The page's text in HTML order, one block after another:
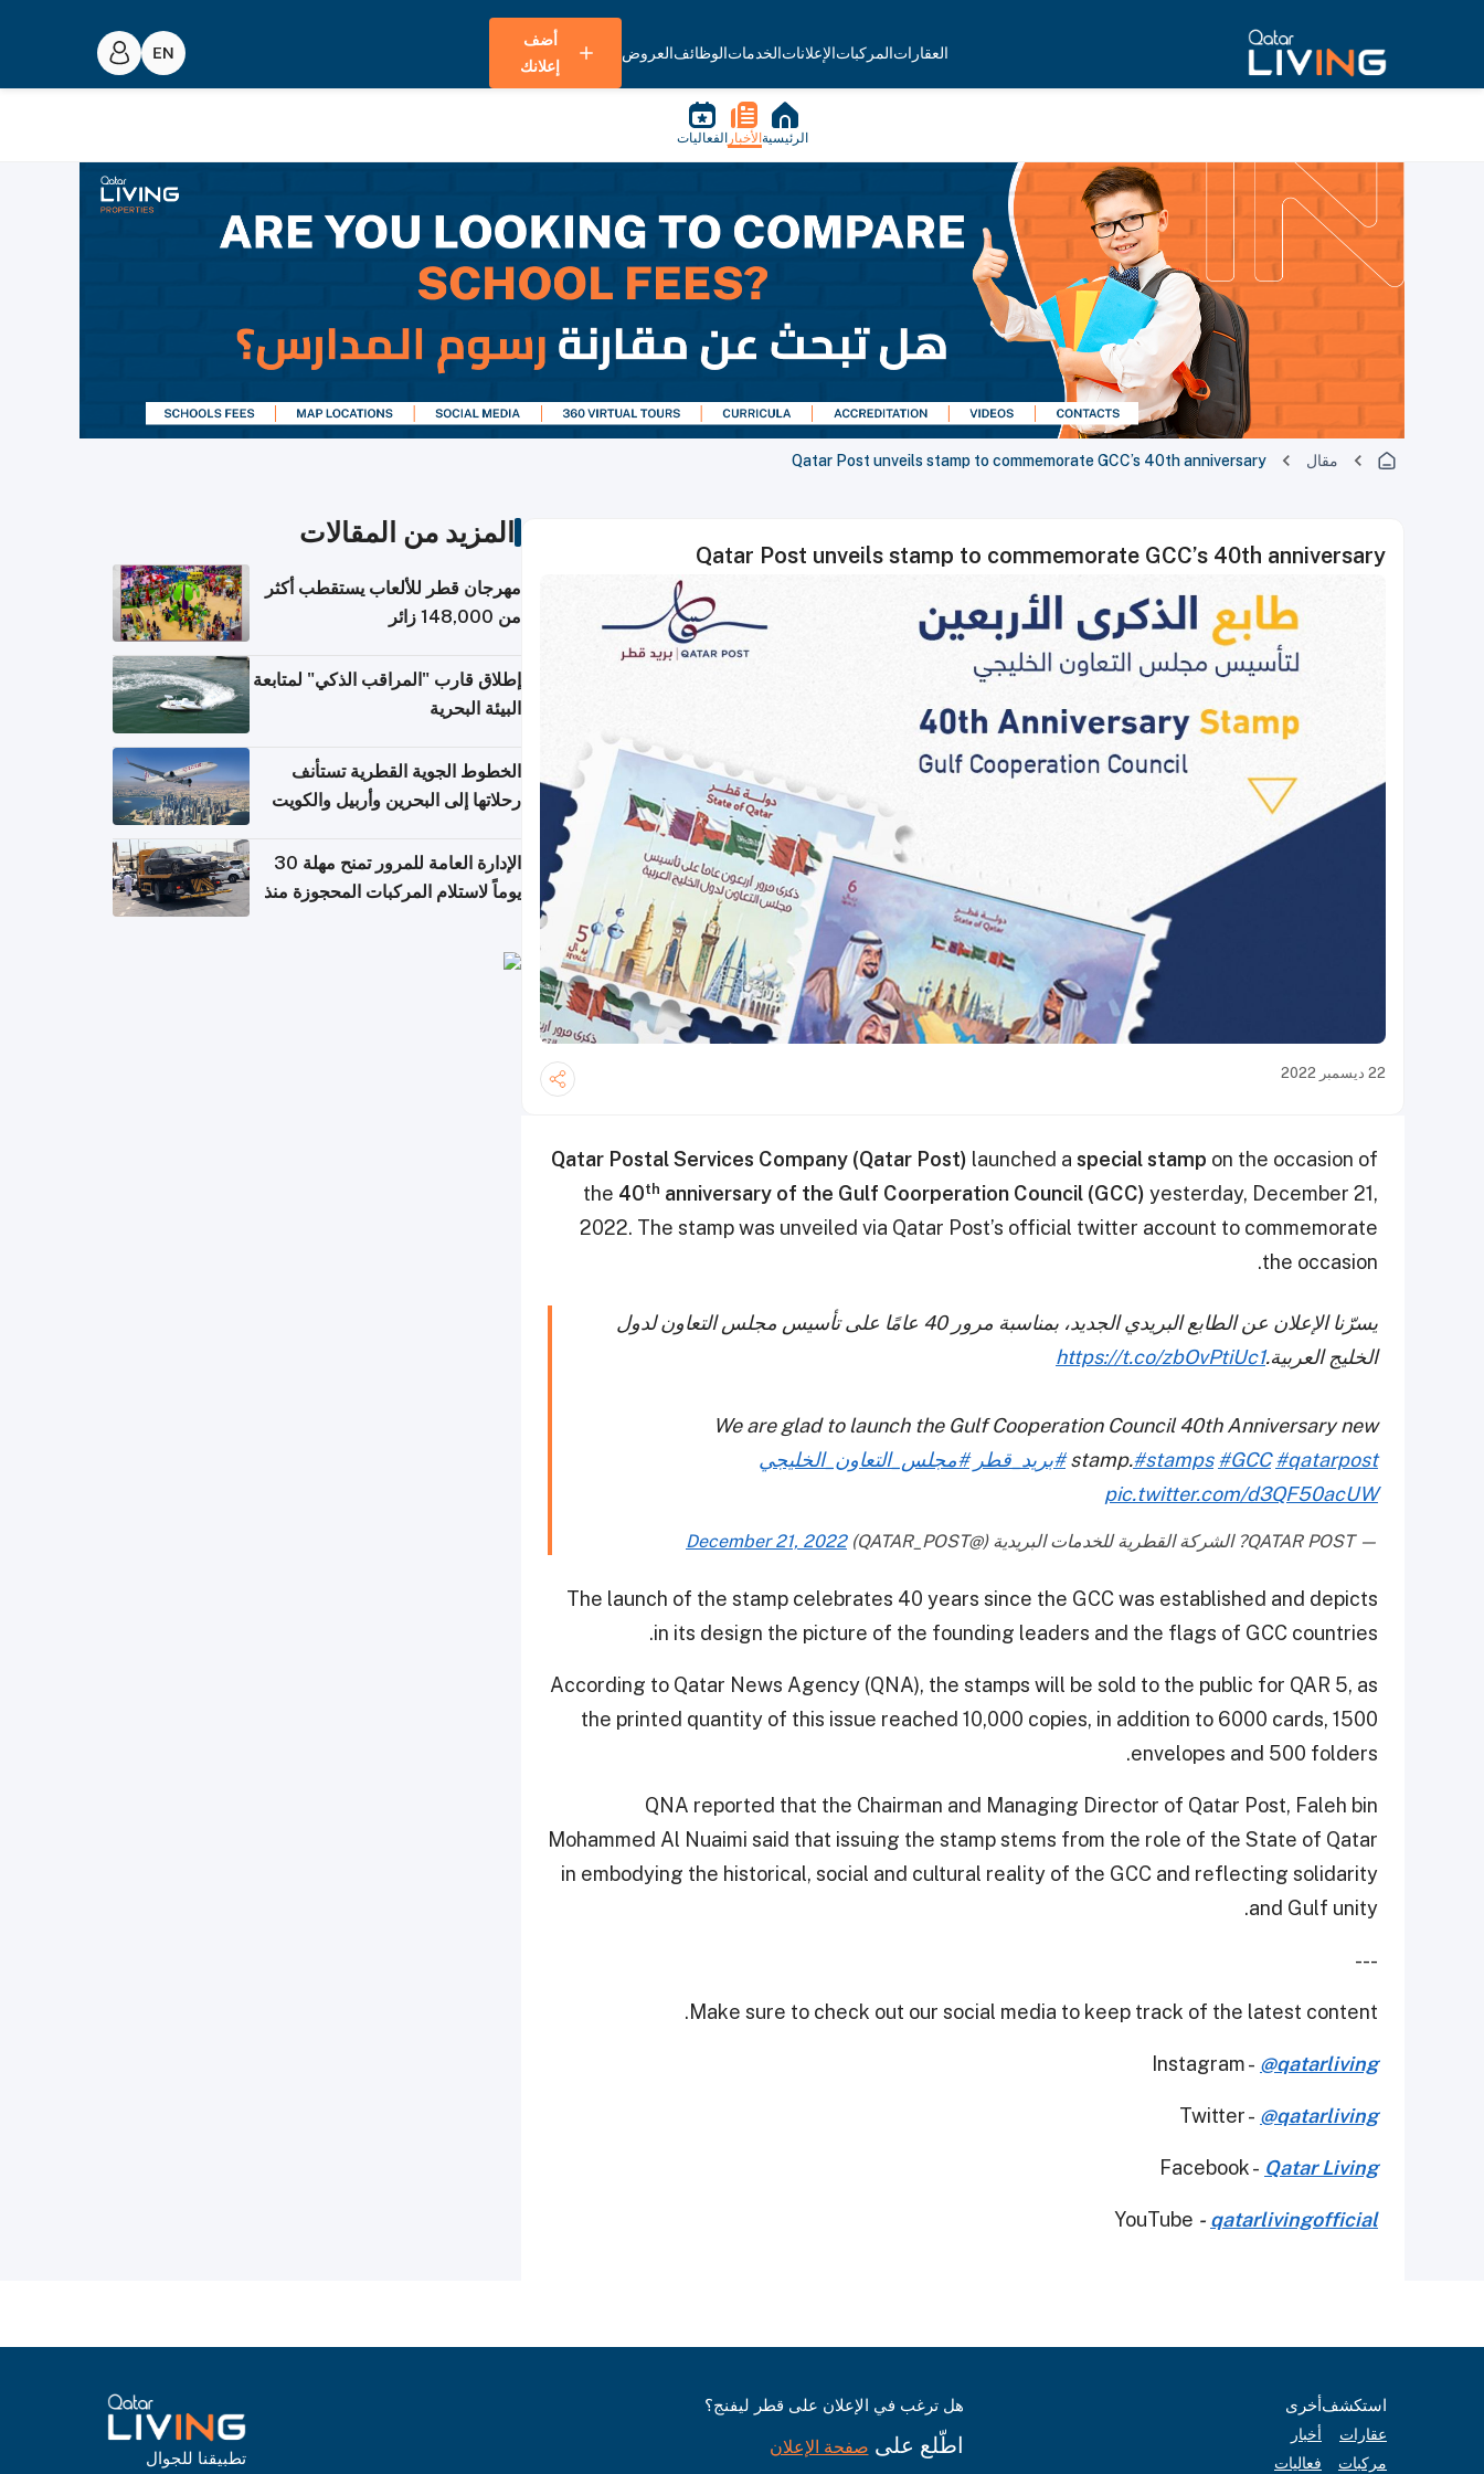
العقاراتالمركباتالإعلاناتالخدماتالوظائفالعروض
أضف
إعلانك
الرئيسية الأخبار الفعاليات
مقال Qatar Post unveils stamp to commemorate GCC’s 40th anniversary
Qatar Post unveils stamp to commemorate GCC’s 40th anniversary
22 ديسمبر 2022
Qatar Postal Services Company (Qatar Post) launched a special stamp on the occasion of
the 40th anniversary of the Gulf Coorperation Council (GCC) yesterday, December 21,
2022. The stamp was unveiled via Qatar Post’s official twitter account to commemorate
the occasion.
يسرّنا الإعلان عن الطابع البريدي الجديد، بمناسبة مرور 40 عامًا على تأسيس مجلس التعاون لدول
الخليج العربية.https://t.co/zbOvPtiUc1
We are glad to launch the Gulf Cooperation Council 40th Anniversary new
stamp.#stamps #GCC #qatarpost #بريد_قطر #مجلس_التعاون_الخليجي
pic.twitter.com/d3QF50acUW
— QATAR POST? الشركة القطرية للخدمات البريدية (@QATAR_POST) December 21, 2022
The launch of the stamp celebrates 40 years since the GCC was established and depicts
in its design the picture of the founding leaders and the flags of GCC countries.
According to Qatar News Agency (QNA), the stamps will be sold to the public for QAR 5, as
the printed quantity of this issue reached 10,000 copies, in addition to 6000 cards, 1500
envelopes and 500 folders.
QNA reported that the Chairman and Managing Director of Qatar Post, Faleh bin
Mohammed Al Nuaimi said that issuing the stamp stems from the role of the State of Qatar
in embodying the historical, social and cultural reality of the GCC and reflecting solidarity
and Gulf unity.
---
Make sure to check out our social media to keep track of the latest content.
Instagram - @qatarliving
Twitter - @qatarliving
Facebook - Qatar Living
YouTube - qatarlivingofficial
المزيد من المقالات
مهرجان قطر للألعاب يستقطب أكثر
من 148,000 زائر
إطلاق قارب "المراقب الذكي" لمتابعة
البيئة البحرية
الخطوط الجوية القطرية تستأنف
رحلاتها إلى البحرين وأربيل والكويت
الإدارة العامة للمرور تمنح مهلة 30
يوماً لاستلام المركبات المحجوزة منذ
استكشف
عقارات
مركبات
أخرى
أخبار
فعاليات
هل ترغب في الإعلان على قطر ليفنج؟
اطّلع على صفحة الإعلان
تطبيقنا للجوال